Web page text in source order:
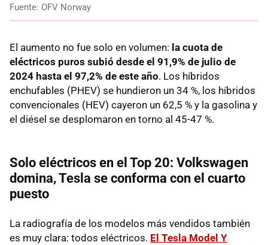
Fuente: OFV Norway
El aumento no fue solo en volumen: la cuota de
eléctricos puros subió desde el 91,9% de julio de
2024 hasta el 97,2% de este año. Los híbridos
enchufables (PHEV) se hundieron un 34 %, los híbridos
convencionales (HEV) cayeron un 62,5 % y la gasolina y
el diésel se desplomaron en torno al 45-47 %.
Solo eléctricos en el Top 20: Volkswagen
domina, Tesla se conforma con el cuarto
puesto
La radiografía de los modelos más vendidos también
es muy clara: todos eléctricos. El Tesla Model Y